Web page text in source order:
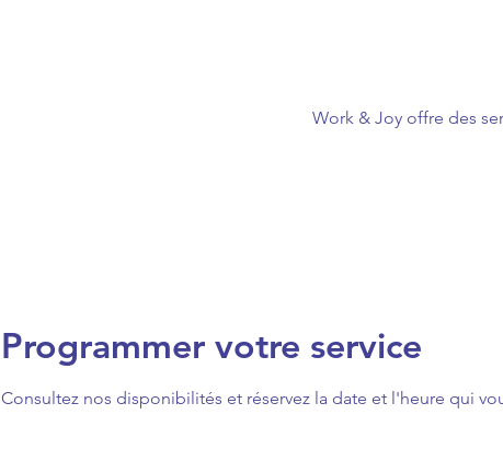
Work & Joy offre des
Programmer votre service
Consultez nos disponibilités et réservez la date et l'heure qui